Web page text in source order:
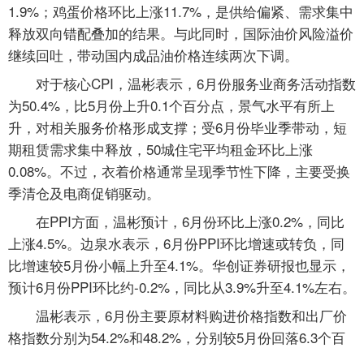
1.9%；鸡蛋价格环比上涨11.7%，是供给偏紧、需求集中
释放双向错配叠加的结果。与此同时，国际油价风险溢价
继续回吐，带动国内成品油价格连续两次下调。
对于核心CPI，温彬表示，6月份服务业商务活动指数
为50.4%，比5月份上升0.1个百分点，景气水平有所上
升，对相关服务价格形成支撑；受6月份毕业季带动，短
期租赁需求集中释放，50城住宅平均租金环比上涨
0.08%。不过，衣着价格通常呈现季节性下降，主要受换
季清仓及电商促销驱动。
在PPI方面，温彬预计，6月份环比上涨0.2%，同比
上涨4.5%。边泉水表示，6月份PPI环比增速或转负，同
比增速较5月份小幅上升至4.1%。华创证券研报也显示，
预计6月份PPI环比约-0.2%，同比从3.9%升至4.1%左右。
温彬表示，6月份主要原材料购进价格指数和出厂价
格指数分别为54.2%和48.2%，分别较5月份回落6.3个百